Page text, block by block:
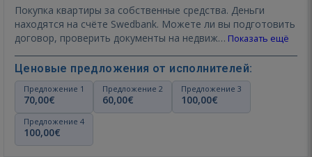
Покупка квартиры за собственные средства. Деньги
находятся на счёте Swedbank. Можете ли вы подготовить
договор, проверить документы на недвиж… Показать ещё
Ценовые предложения от исполнителей:
Предложение 1
70,00€
Предложение 2
60,00€
Предложение 3
100,00€
Предложение 4
100,00€